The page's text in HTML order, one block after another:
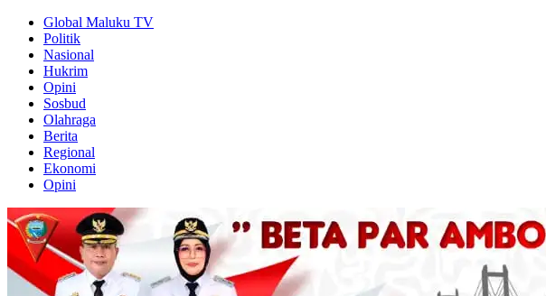
Global Maluku TV
Politik
Nasional
Hukrim
Opini
Sosbud
Olahraga
Berita
Regional
Ekonomi
Opini